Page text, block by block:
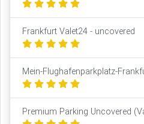
Frankfurt Valet24 - uncovered
Mein-Flughafenparkplatz-
Premium Parking Uncovered